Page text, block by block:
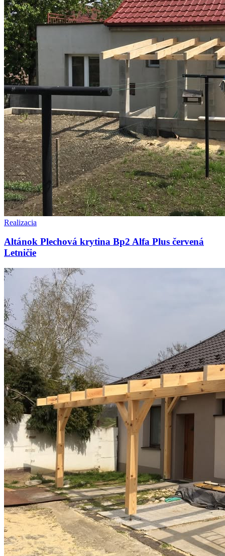
Realizacia
Altánok Plechová krytina Bp2 Alfa Plus červená
Letničie